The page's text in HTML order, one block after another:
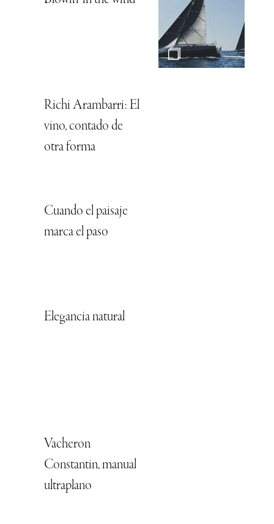
Richi Arambarri: El
vino, contado de
otra forma
Cuando el paisaje
marca el paso
Elegancia natural
Vacheron
Constantin, manual
ultraplano